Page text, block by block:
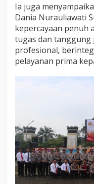
Ia juga
Dania Nurauliawati
kepercayaan penuh
tugas dan tanggung
profesional,
pelayanan prima